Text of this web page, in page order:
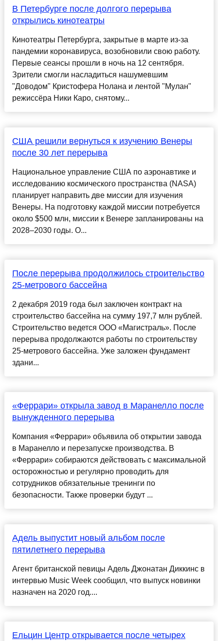
В Петербурге после долгого перерыва
открылись кинотеатры
Кинотеатры Петербурга, закрытые в марте из-за
пандемии коронавируса, возобновили свою работу.
Первые сеансы прошли в ночь на 12 сентября.
Зрители смогли насладиться нашумевшим
"Доводом" Кристофера Нолана и лентой "Мулан"
режиссёра Ники Каро, снятому...
США решили вернуться к изучению Венеры
после 30 лет перерыва
Национальное управление США по аэронавтике и
исследованию космического пространства (NASA)
планирует направить две миссии для изучения
Венеры. На подготовку каждой миссии потребуется
около $500 млн, миссии к Венере запланированы на
2028–2030 годы. О...
После перерыва продолжилось строительство
25-метрового бассейна
2 декабря 2019 года был заключен контракт на
строительство бассейна на сумму 197,7 млн рублей.
Строительство ведется ООО «Магистраль». После
перерыва продолжаются работы по строительству
25-метрового бассейна. Уже заложен фундамент
здани...
«Феррари» открыла завод в Маранелло после
вынужденного перерыва
Компания «Феррари» объявила об открытии завода
в Маранелло и перезапуске производства. В
«Феррари» собираются действовать с максимальной
осторожностью и регулярно проводить для
сотрудников обязательные тренинги по
безопасности. Также проверки будут ...
Адель выпустит новый альбом после
пятилетнего перерыва
Агент британской певицы Адель Джонатан Диккинс в
интервью Music Week сообщил, что выпуск новинки
назначен на 2020 год....
Ельцин Центр открывается после четырех